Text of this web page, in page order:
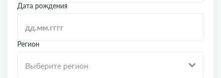
Дата рождения
Регион